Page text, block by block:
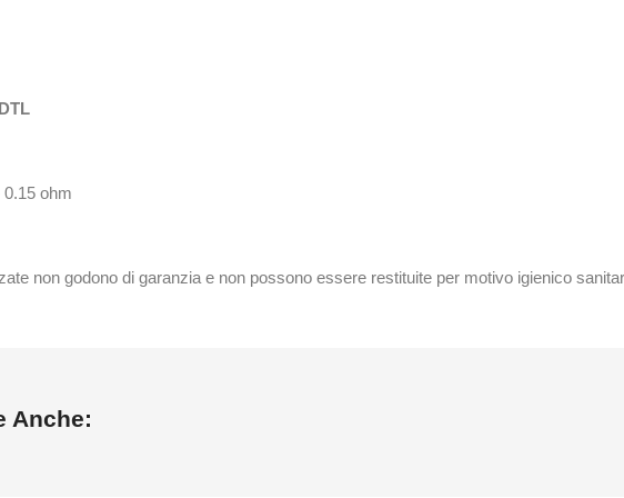
ohm
non godono di garanzia e non possono essere restituite per motivo igienico
Anche: